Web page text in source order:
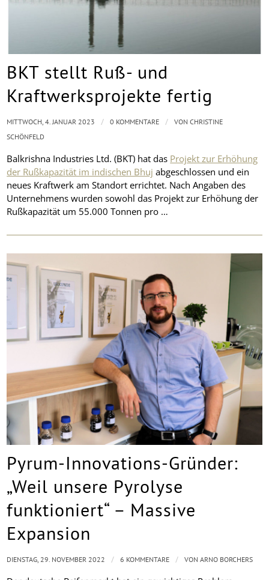
BKT stellt Ruß- und
Kraftwerksprojekte fertig
Balkrishna Industries Ltd. (BKT) hat das Projekt zur Erhöhung
der Rußkapazität im indischen Bhuj abgeschlossen und ein
neues Kraftwerk am Standort errichtet. Nach Angaben des
Unternehmens wurden sowohl das Projekt zur Erhöhung der
Rußkapazität um 55.000 Tonnen pro …
MITTWOCH, 4. JANUAR 2023 / 0 KOMMENTARE / VONCHRISTINE
SCHÖNFELD
Pyrum-Innovations-Gründer:
„Weil unsere Pyrolyse
funktioniert“ – Massive
Expansion
DIENSTAG, 29. NOVEMBER 2022 / 6 KOMMENTARE / VONARNO BORCHERS